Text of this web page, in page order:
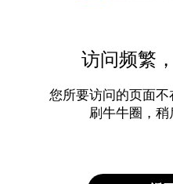
访问频繁
您所要访问的页面
刷牛牛圈，稍